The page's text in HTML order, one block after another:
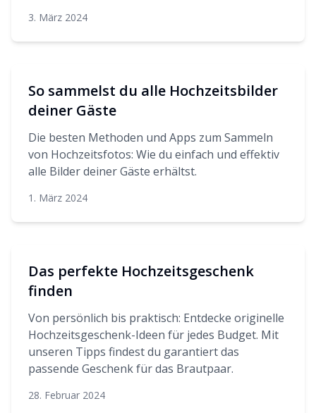
3. März 2024
So sammelst du alle Hochzeitsbilder
deiner Gäste
Die besten Methoden und Apps zum Sammeln
von Hochzeitsfotos: Wie du einfach und effektiv
alle Bilder deiner Gäste erhältst.
1. März 2024
Das perfekte Hochzeitsgeschenk
finden
Von persönlich bis praktisch: Entdecke originelle
Hochzeitsgeschenk-Ideen für jedes Budget. Mit
unseren Tipps findest du garantiert das
passende Geschenk für das Brautpaar.
28. Februar 2024